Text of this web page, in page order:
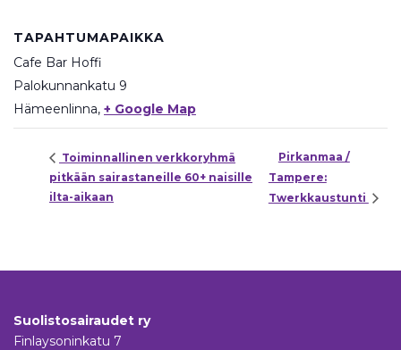
TAPAHTUMAPAIKKA
Cafe Bar Hoffi
Palokunnankatu 9
Hämeenlinna, + Google Map
Toiminnallinen verkkoryhmä
pitkään sairastaneille 60+ naisille
ilta-aikaan
Pirkanmaa /
Tampere:
Twerkkaustunti
Suolistosairaudet ry
Finlaysoninkatu 7